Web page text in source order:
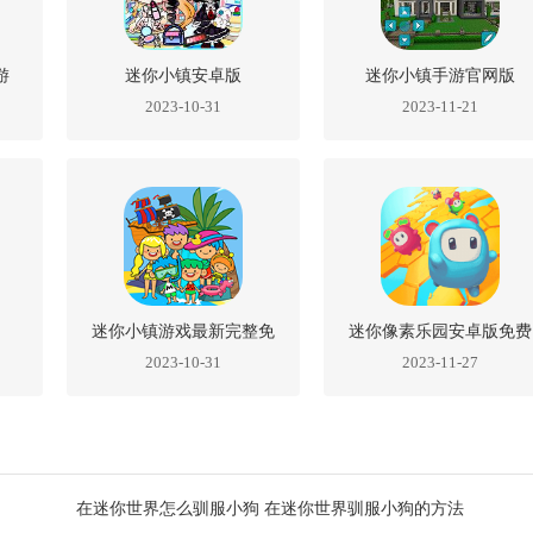
迷你小镇安卓版
2023-10-31
迷你小镇手游官网版
2023-11-21
迷你小镇游戏最新完整免
费版
2023-10-31
迷你像素乐园安卓版免费
版
2023-11-27
在迷你世界怎么驯服小狗 在迷你世界驯服小狗的方法